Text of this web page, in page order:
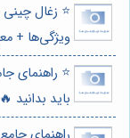
⭐️ زغال
ویژگی‌ها +
⭐️ راهنمای
باید بدانید 🔥